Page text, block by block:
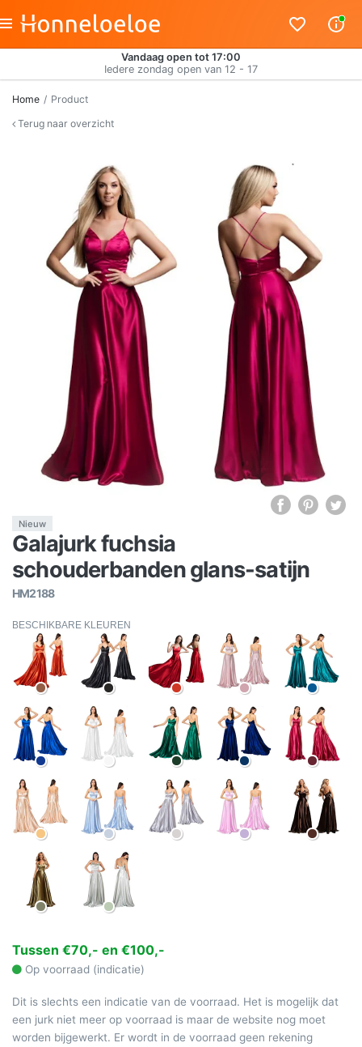
Vandaag open tot 17:00
Iedere zondag open van 12 - 17
Home
Product
Terug naar overzicht
Nieuw
Galajurk fuchsia
schouderbanden glans-satijn
HM2188
BESCHIKBARE KLEUREN
Tussen €70,- en €100,-
Op voorraad (indicatie)
Dit is slechts een indicatie van de voorraad. Het is mogelijk dat
een jurk niet meer op voorraad is maar de website nog moet
worden bijgewerkt. Er wordt in de voorraad geen rekening